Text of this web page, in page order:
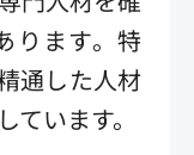
ります。特
通した人材
います。